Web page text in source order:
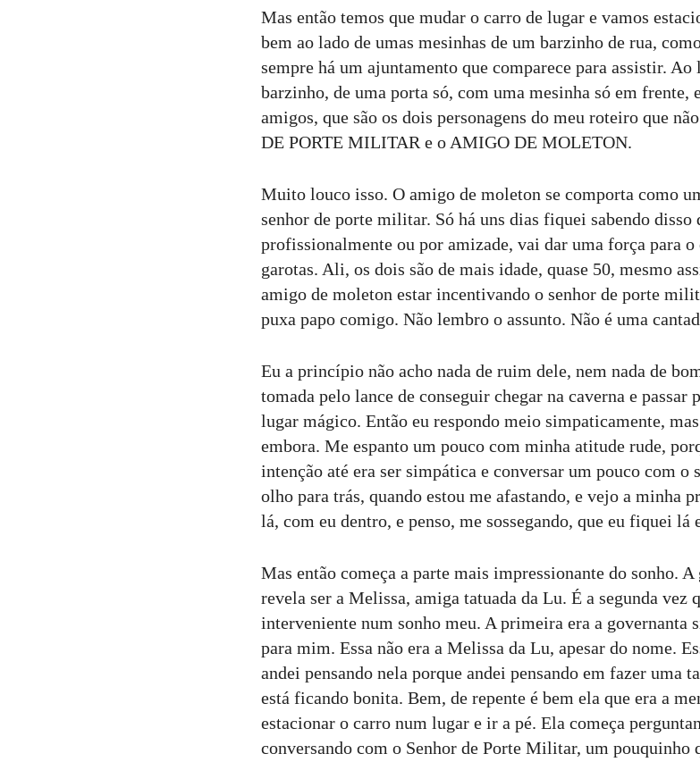
Mas então temos que mudar o carro de lugar e vamos
bem ao lado de umas mesinhas de um barzinho de rua,
sempre há um ajuntamento que comparece para assistir.
barzinho, de uma porta só, com uma mesinha só em frente,
amigos, que são os dois personagens do meu roteiro que
DE PORTE MILITAR e o AMIGO DE MOLETON.
Muito louco isso. O amigo de moleton se comporta como
senhor de porte militar. Só há uns dias fiquei sabendo disso
profissionalmente ou por amizade, vai dar uma força para
garotas. Ali, os dois são de mais idade, quase 50, mesmo
amigo de moleton estar incentivando o senhor de porte
puxa papo comigo. Não lembro o assunto. Não é uma
Eu a princípio não acho nada de ruim dele, nem nada de
tomada pelo lance de conseguir chegar na caverna e passar
lugar mágico. Então eu respondo meio simpaticamente,
embora. Me espanto um pouco com minha atitude rude,
intenção até era ser simpática e conversar um pouco com o
olho para trás, quando estou me afastando, e vejo a minha
lá, com eu dentro, e penso, me sossegando, que eu fiquei lá
Mas então começa a parte mais impressionante do sonho.
revela ser a Melissa, amiga tatuada da Lu. É a segunda vez
interveniente num sonho meu. A primeira era a governanta
para mim. Essa não era a Melissa da Lu, apesar do nome.
andei pensando nela porque andei pensando em fazer uma
está ficando bonita. Bem, de repente é bem ela que era a
estacionar o carro num lugar e ir a pé. Ela começa
conversando com o Senhor de Porte Militar, um pouquinho